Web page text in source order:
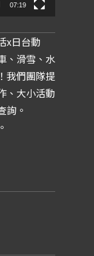
07:19
x日台動
、滑雪、水
我們團隊提
、大小活動
詢。